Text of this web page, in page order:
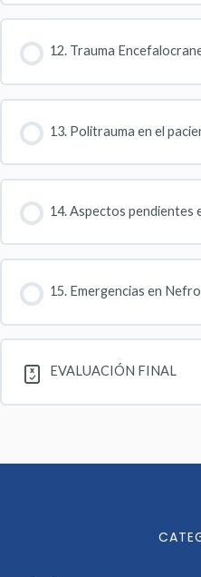
12. Trauma
13. Politrauma en el
14. Aspectos pendientes
15. Emergencias en
EVALUACIÓN FINAL